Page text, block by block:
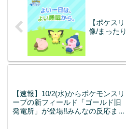
【ポケス
像/まった
【速報】10/2(水)からポケモンスリ
ープの新フィールド「ゴールド旧
発電所」が登場!!みんなの反応まと